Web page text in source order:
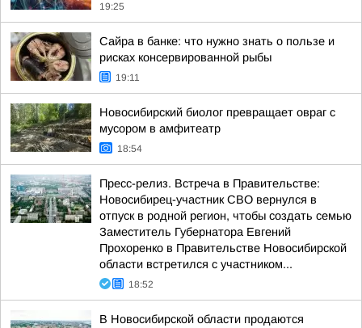
19:25
Сайра в банке: что нужно знать о пользе и
рисках консервированной рыбы
19:11
Новосибирский биолог превращает овраг с
мусором в амфитеатр
18:54
Пресс-релиз. Встреча в Правительстве:
Новосибирец-участник СВО вернулся в
отпуск в родной регион, чтобы создать семью
Заместитель Губернатора Евгений
Прохоренко в Правительстве Новосибирской
области встретился с участником...
18:52
В Новосибирской области продаются